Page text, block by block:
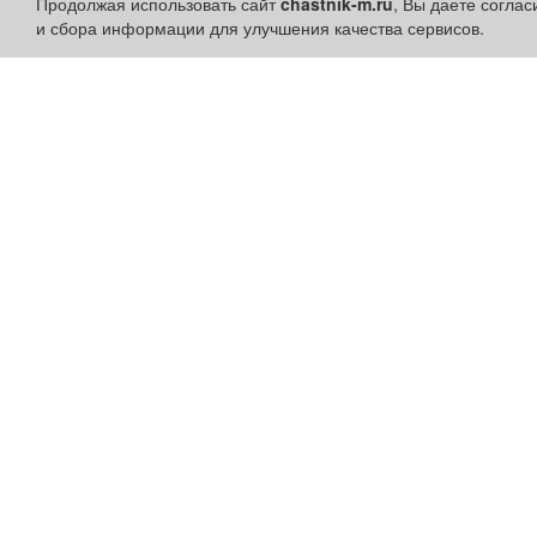
и сбора информации для улучшения качества сервисов.
Разделы сайта: Быстрые ссылки: